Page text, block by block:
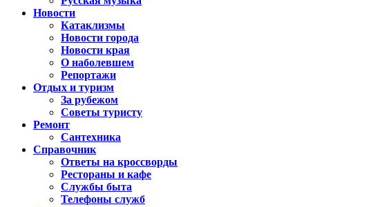
Новости
Катаклизмы
Новости города
Новости края
О наболевшем
Репортажи
Отдых и туризм
За рубежом
Советы туристу
Ремонт
Сантехника
Справочник
Ответы на кроссворды
Рестораны и кафе
Службы быта
Телефоны служб